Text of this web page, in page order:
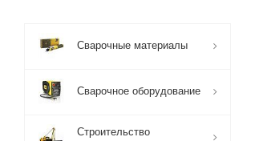
Сварочные материалы
Сварочное оборудование
Строительство